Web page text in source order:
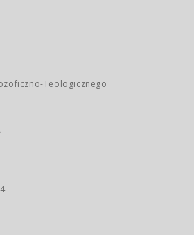
Teologicznego